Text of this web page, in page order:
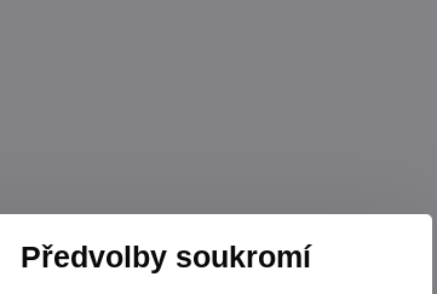
Předvolby soukromí